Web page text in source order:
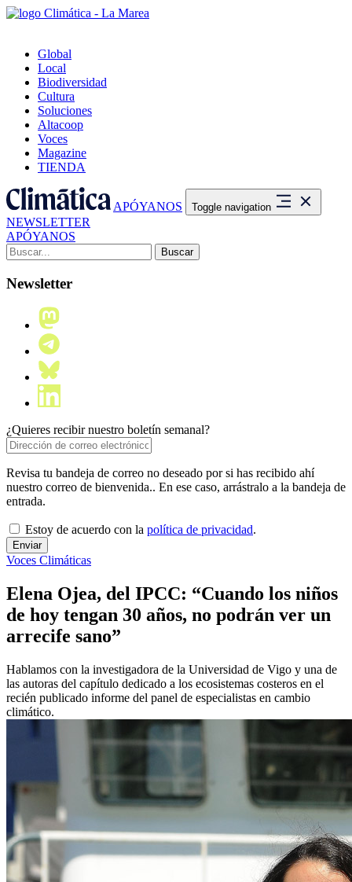
Global
Local
Biodiversidad
Cultura
Soluciones
Altacoop
Voces
Magazine
TIENDA
APÓYANOS Toggle navigation
NEWSLETTER
APÓYANOS
Buscar:
Newsletter
¿Quieres recibir nuestro boletín semanal?
Revisa tu bandeja de correo no deseado por si has recibido ahí
nuestro correo de bienvenida.. En ese caso, arrástralo a la bandeja de
entrada.
Estoy de acuerdo con la política de privacidad.
Voces Climáticas
Elena Ojea, del IPCC: “Cuando los niños
de hoy tengan 30 años, no podrán ver un
arrecife sano”
Hablamos con la investigadora de la Universidad de Vigo y una de
las autoras del capítulo dedicado a los ecosistemas costeros en el
recién publicado informe del panel de especialistas en cambio
climático.